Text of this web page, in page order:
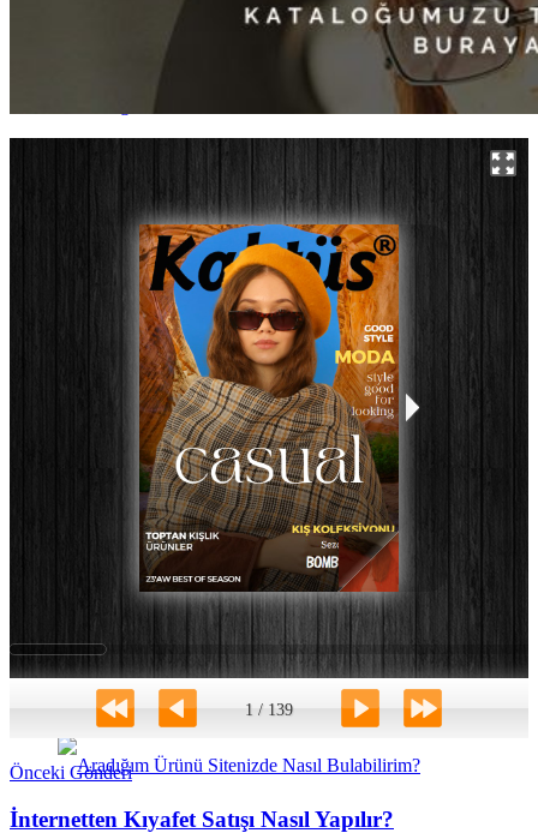
B2B Sistemi Nedir?
Siparişim Eksik Ulaştı.Ne Yapmalıyım?
Alternatif Ödeme Yöntemleriniz Var mı?
Hangi ülkelere gönderim yapıyorsunuz?
Önceki Gönderi
İnternetten Kıyafet Satışı Nasıl Yapılır?